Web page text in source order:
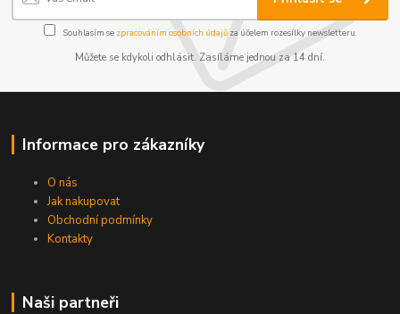
Souhlasím se zpracováním osobních údajůza účelem rozesílky newsletteru.
Můžete se kdykoli odhlásit. Zasíláme jednou za 14 dní.
Informace pro zákazníky
O nás
Jak nakupovat
Obchodní podmínky
Kontakty
Naši partneři